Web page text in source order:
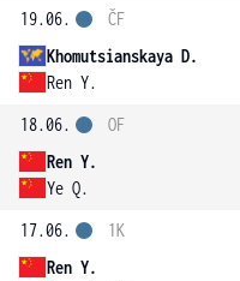
19.06.
Khomutsianskaya D.
Ren Y.
ČF
18.06.
Ren Y.
Ye Q.
OF
17.06.
Ren Y.
1K